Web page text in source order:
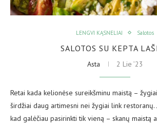
LENGVI KĄSNELIAI Salotos
SALOTOS SU KEPTA
Asta 2 Lie ’23
Retai kada kelionėse sureikšminu maistą –
širdžiai daug artimesni nei žygiai link restoranų.
kad galėčiau pasirinkti tik vieną – skanų maistą